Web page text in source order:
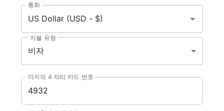
통화
지불 유형
비자
마지막 4 자리 카드 번호